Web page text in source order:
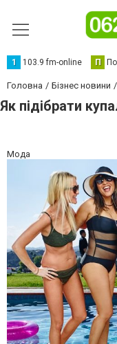
1 103.9 fm-online П
Головна Бізнес новини
Як підібрати
Мода